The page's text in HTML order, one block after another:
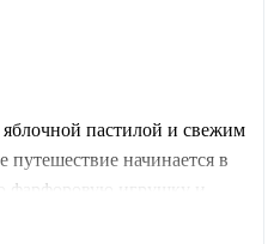
яблочной пастилой и свежим
путешествие начинается в
фарфоровую игрушку и
промысла. А затем —